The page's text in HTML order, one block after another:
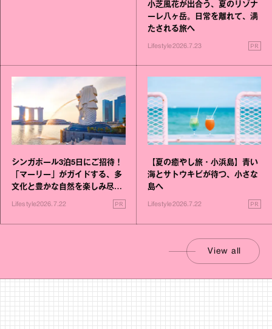
小芝風花が出合う、夏のリゾナ
ーレ八ヶ岳。日常を離れて、満
たされる旅へ
Lifestyle2026.7.23 PR
シンガポール3泊5日にご招待！
「マーリー」がガイドする、多
文化と豊かな自然を楽しみ尽く
Lifestyle2026.7.22 PR
【夏の癒やし旅・小浜島】青い
海とサトウキビが待つ、小さな
島へ
Lifestyle2026.7.22 PR
View all